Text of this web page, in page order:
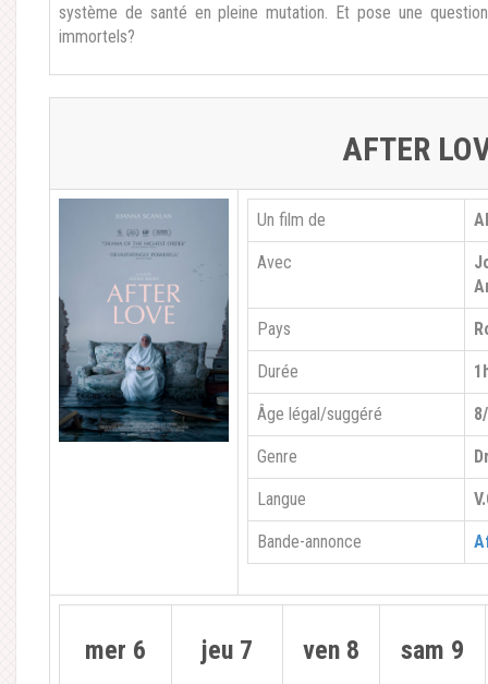
système de santé en pleine mutation. Et pose une
immortels?
AFTER
Un film de
Avec
Pays
Durée
Âge légal/suggéré
Genre
Langue
Bande-annonce
mer 6 jeu 7 ven 8 sam 9